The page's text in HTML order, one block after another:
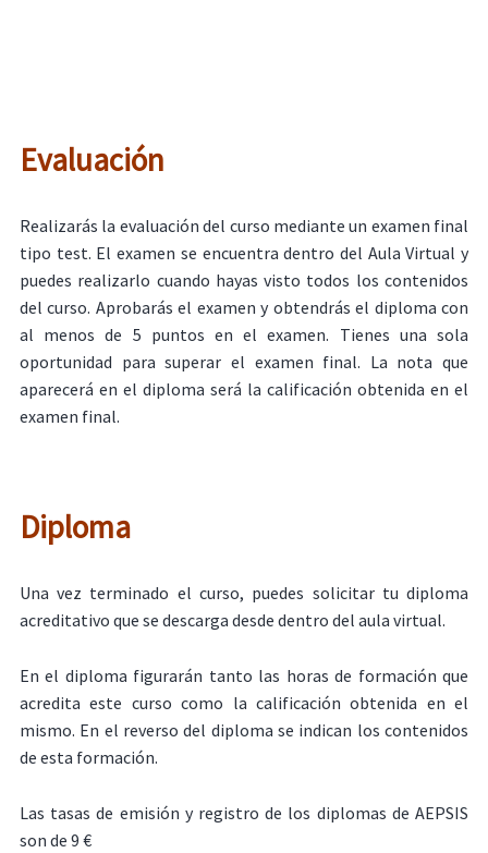
Evaluación
Realizarás la evaluación del curso mediante un examen final
tipo test. El examen se encuentra dentro del Aula Virtual y
puedes realizarlo cuando hayas visto todos los contenidos
del curso. Aprobarás el examen y obtendrás el diploma con
al menos de 5 puntos en el examen. Tienes una sola
oportunidad para superar el examen final. La nota que
aparecerá en el diploma será la calificación obtenida en el
examen final.
Diploma
Una vez terminado el curso, puedes solicitar tu diploma
acreditativo que se descarga desde dentro del aula virtual.
En el diploma figurarán tanto las horas de formación que
acredita este curso como la calificación obtenida en el
mismo. En el reverso del diploma se indican los contenidos
de esta formación.
Las tasas de emisión y registro de los diplomas de AEPSIS
son de 9 €